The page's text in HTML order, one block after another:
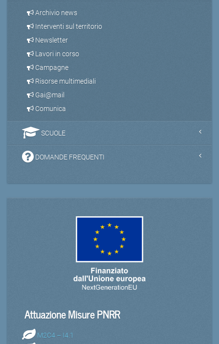
Archivio news
Interventi sul territorio
Newsletter
Lavori in corso
Campagne
Risorse multimediali
Gai@mail
Comunica
SCUOLE
DOMANDE FREQUENTI
Attuazione Misure PNRR
M2C4 – I4.1